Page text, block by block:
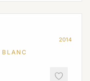
2014